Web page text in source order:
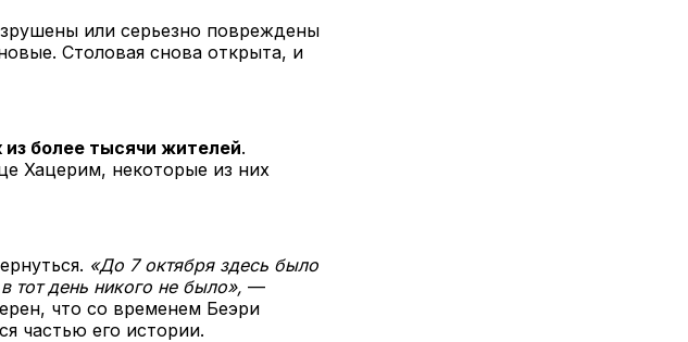
или серьезно повреждены
Столовая снова открыта, и
из более тысячи жителей.
Хацерим, некоторые из них
«До 7 октября здесь было
день никого не было», —
что со временем Беэри
частью его истории.